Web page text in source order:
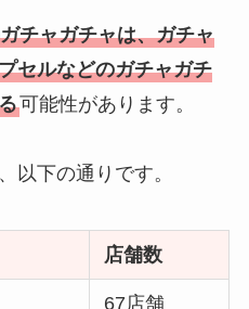
チャガチャは、ガチャ
セルなどのガチャガチ
可能性があります。
以下の通りです。
店舗数
67店舗